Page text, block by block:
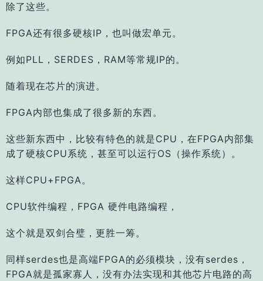
除了这些。
FPGA还有很多硬核IP，也叫做宏单元。
例如PLL，SERDES，RAM等常规IP的。
随着现在芯片的演进。
FPGA内部也集成了很多新的东西。
这些新东西中，比较有特色的就是CPU，在FPGA内部集
成了硬核CPU系统，甚至可以运行OS（操作系统）。
这样CPU+FPGA。
CPU软件编程，FPGA 硬件电路编程，
这个就是双剑合璧，更胜一筹。
同样serdes也是高端FPGA的必须模块， 没有serdes，
FPGA就是孤家寡人， 没有办法实现和其他芯片电路的高